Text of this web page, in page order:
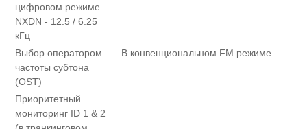
цифровом режиме
NXDN - 12.5 / 6.25
кГц
Выбор оператором
частоты субтона
(OST)
В конвенциональном FM режиме
Приоритетный
мониторинг ID 1 & 2